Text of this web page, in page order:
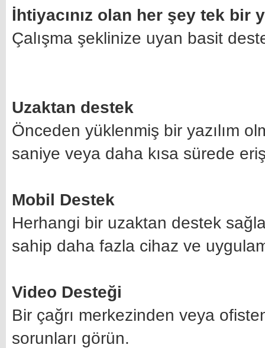
İhtiyacınız olan her şey tek bir
Çalışma şeklinize uyan basit
Uzaktan destek
Önceden yüklenmiş bir yazılım
saniye veya daha kısa sürede
Mobil Destek
Herhangi bir uzaktan destek
sahip daha fazla cihaz ve
Video Desteği
Bir çağrı merkezinden veya
sorunları görün.